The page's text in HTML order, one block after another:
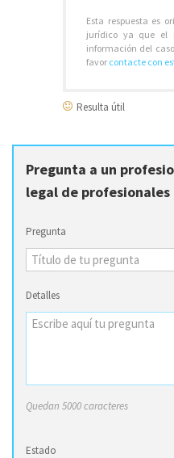
Esta respuesta es
jurídico ya que el
información del
favor contacte con
Resulta útil
Pregunta a un
legal de
Pregunta
Detalles
Quedan 5000 caracteres
Estado